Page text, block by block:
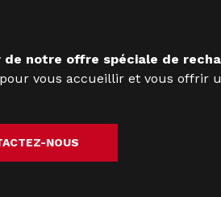
notre offre spéciale de
vous accueillir et vous offrir
NOUS